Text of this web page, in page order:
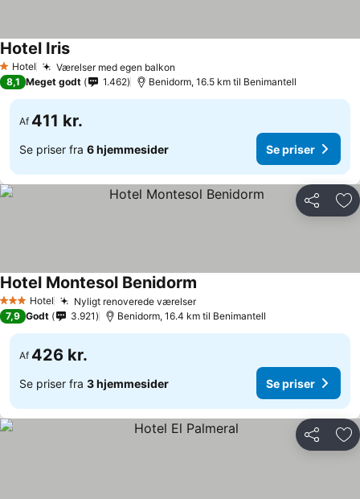
1 Stjerner
Hotel Værelser med egen balkon
Hotel IrisSe priser
8,1 Meget godt 1.462 Benidorm, 16.5 km til Benimantell
Af 411 kr.
Se priser fra 6 hjemmesider Se priser
Del
3 StjernerHotel Nyligt renoverede værelserSe priser
Hotel Montesol Benidorm
7,9 Godt 3.921 Benidorm, 16.4 km til Benimantell
Af 426 kr.
Se priser fra 3 hjemmesider Se priser
Del